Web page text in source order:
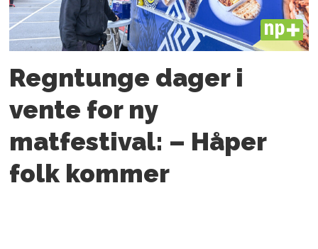
PLUS
Regntunge dager i
vente for ny
matfestival: – Håper
folk kommer